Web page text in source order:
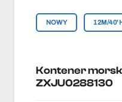
NOWY 12M/
Kontener morski
ZXJU0288130